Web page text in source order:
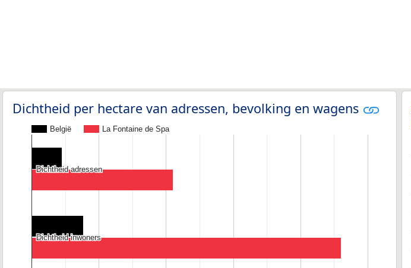
Dichtheid per hectare van adressen, bevolking en wagens
België La Fontaine de Spa
Dichtheid adressen
Dichtheid adressen
Dichtheid inwoners
Dichtheid inwoners